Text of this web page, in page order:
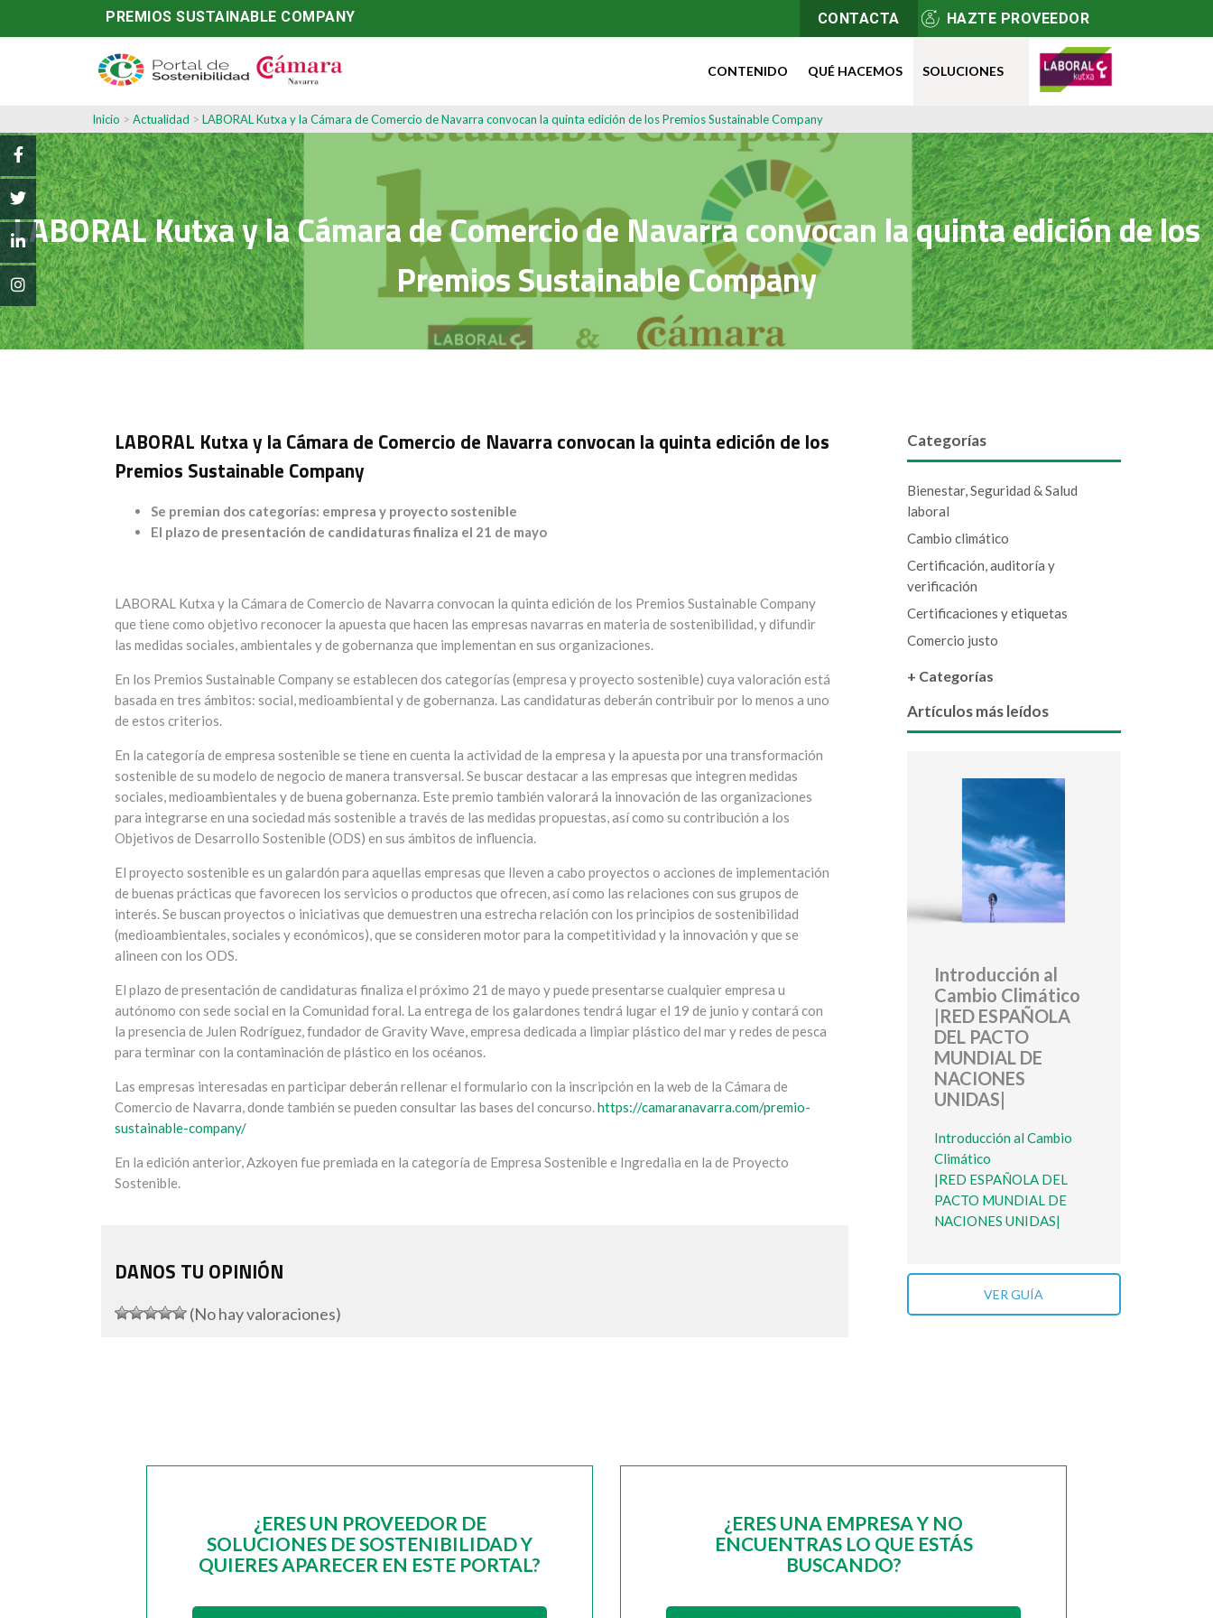
PREMIOS SUSTAINABLE COMPANY CONTACTA HAZTE PROVEEDOR
CONTENIDO QUÉ HACEMOS SOLUCIONES
Inicio > Actualidad > LABORAL Kutxa y la Cámara de Comercio de Navarra convocan la quinta edición de los Premios Sustainable Company
LABORAL Kutxa y la Cámara de Comercio de Navarra convocan la quinta edición de los
Premios Sustainable Company
LABORAL Kutxa y la Cámara de Comercio de Navarra convocan la quinta edición de los
Premios Sustainable Company
Se premian dos categorías: empresa y proyecto sostenible
El plazo de presentación de candidaturas finaliza el 21 de mayo
LABORAL Kutxa y la Cámara de Comercio de Navarra convocan la quinta edición de los Premios Sustainable Company
que tiene como objetivo reconocer la apuesta que hacen las empresas navarras en materia de sostenibilidad, y difundir
las medidas sociales, ambientales y de gobernanza que implementan en sus organizaciones.
En los Premios Sustainable Company se establecen dos categorías (empresa y proyecto sostenible) cuya valoración está
basada en tres ámbitos: social, medioambiental y de gobernanza. Las candidaturas deberán contribuir por lo menos a uno
de estos criterios.
En la categoría de empresa sostenible se tiene en cuenta la actividad de la empresa y la apuesta por una transformación
sostenible de su modelo de negocio de manera transversal. Se buscar destacar a las empresas que integren medidas
sociales, medioambientales y de buena gobernanza. Este premio también valorará la innovación de las organizaciones
para integrarse en una sociedad más sostenible a través de las medidas propuestas, así como su contribución a los
Objetivos de Desarrollo Sostenible (ODS) en sus ámbitos de influencia.
El proyecto sostenible es un galardón para aquellas empresas que lleven a cabo proyectos o acciones de implementación
de buenas prácticas que favorecen los servicios o productos que ofrecen, así como las relaciones con sus grupos de
interés. Se buscan proyectos o iniciativas que demuestren una estrecha relación con los principios de sostenibilidad
(medioambientales, sociales y económicos), que se consideren motor para la competitividad y la innovación y que se
alineen con los ODS.
El plazo de presentación de candidaturas finaliza el próximo 21 de mayo y puede presentarse cualquier empresa u
autónomo con sede social en la Comunidad foral. La entrega de los galardones tendrá lugar el 19 de junio y contará con
la presencia de Julen Rodríguez, fundador de Gravity Wave, empresa dedicada a limpiar plástico del mar y redes de pesca
para terminar con la contaminación de plástico en los océanos.
Las empresas interesadas en participar deberán rellenar el formulario con la inscripción en la web de la Cámara de
Comercio de Navarra, donde también se pueden consultar las bases del concurso.https://camaranavarra.com/premio-
sustainable-company/
En la edición anterior, Azkoyen fue premiada en la categoría de Empresa Sostenible e Ingredalia en la de Proyecto
Sostenible.
DANOS TU OPINIÓN
(No hay valoraciones)
Categorías
Bienestar, Seguridad & Salud
laboral
Cambio climático
Certificación, auditoría y
verificación
Certificaciones y etiquetas
Comercio justo
+ Categorías
Artículos más leídos
Introducción al
Cambio Climático
|RED ESPAÑOLA
DEL PACTO
MUNDIAL DE
NACIONES
UNIDAS|
Introducción al Cambio
Climático
|RED ESPAÑOLA DEL
PACTO MUNDIAL DE
NACIONES UNIDAS|
VER GUÍA
¿ERES UN PROVEEDOR DE
SOLUCIONES DE SOSTENIBILIDAD Y
QUIERES APARECER EN ESTE PORTAL?
¿ERES UNA EMPRESA Y NO
ENCUENTRAS LO QUE ESTÁS
BUSCANDO?